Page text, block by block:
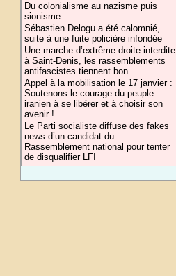
Du colonialisme au nazisme puis
sionisme
Sébastien Delogu a été calomnié,
suite à une fuite policière infondée
Une marche d’extrême droite interdite
à Saint-Denis, les rassemblements
antifascistes tiennent bon
Appel à la mobilisation le 17 janvier :
Soutenons le courage du peuple
iranien à se libérer et à choisir son
avenir !
Le Parti socialiste diffuse des fakes
news d’un candidat du
Rassemblement national pour tenter
de disqualifier LFI